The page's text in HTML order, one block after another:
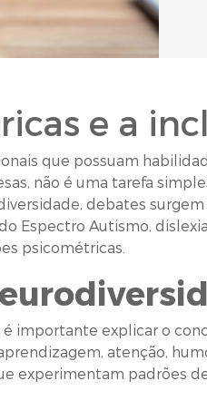
e a
que possuam
não é uma tarefa
debates
Espectro Autismo,
psicométricas.
é importante explicar o
atenção,
experimentam padrões